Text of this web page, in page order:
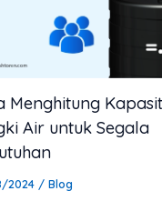
Menghitung
Air untuk Segala
2024 / Blog